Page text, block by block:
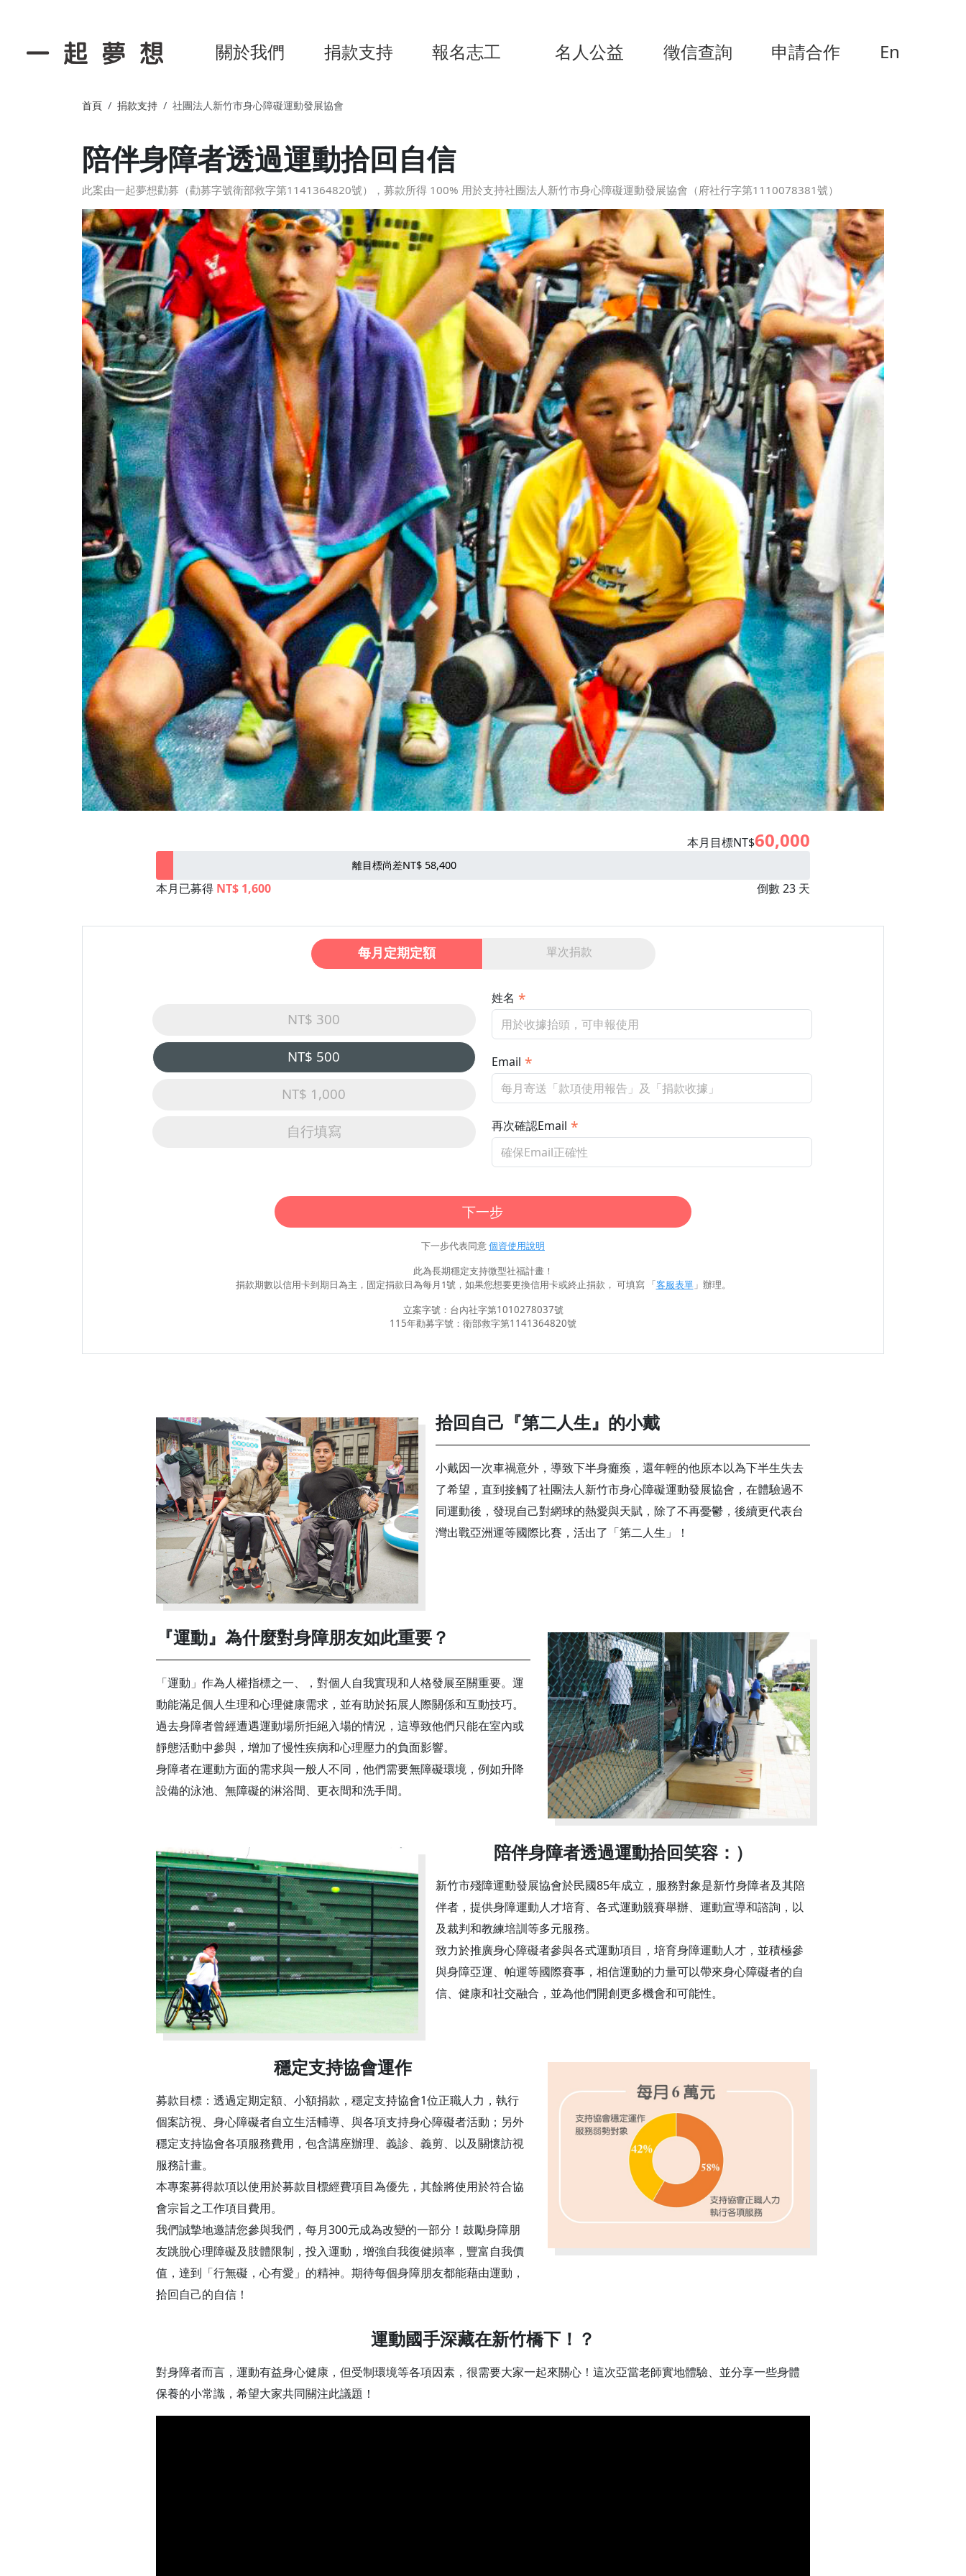
關於我們 捐款支持 報名志工 名人公益 徵信查詢 申請合作 En
首頁 捐款支持 社團法人新竹市身心障礙運動發展協會
陪伴身障者透過運動拾回自信
此案由一起夢想勸募（勸募字號衛部救字第1141364820號），募款所得 100% 用於支持社團法人新竹市身心障礙運動發展協會（府社行字第1110078381號）
本月目標NT$60,000
離目標尚差NT$ 58,400
本月已募得 NT$ 1,600 倒數 23 天
每月定期定額 單次捐款
NT$ 300
NT$ 500
NT$ 1,000
自行填寫
姓名
Email
再次確認Email
下一步
下一步代表同意個資使用說明
此為長期穩定支持微型社福計畫！
捐款期數以信用卡到期日為主，固定捐款日為每月1號，如果您想要更換信用卡或終止捐款， 可填寫 「客服表單」辦理。
立案字號：台內社字第1010278037號
115年勸募字號：衛部救字第1141364820號
拾回自己『第二人生』的小戴
小戴因一次車禍意外，導致下半身癱瘓，還年輕的他原本以為下半生失去
了希望，直到接觸了社團法人新竹市身心障礙運動發展協會，在體驗過不
同運動後，發現自己對網球的熱愛與天賦，除了不再憂鬱，後續更代表台
灣出戰亞洲運等國際比賽，活出了「第二人生」！
『運動』為什麼對身障朋友如此重要？
「運動」作為人權指標之一、，對個人自我實現和人格發展至關重要。運
動能滿足個人生理和心理健康需求，並有助於拓展人際關係和互動技巧。
過去身障者曾經遭遇運動場所拒絕入場的情況，這導致他們只能在室內或
靜態活動中參與，增加了慢性疾病和心理壓力的負面影響。
身障者在運動方面的需求與一般人不同，他們需要無障礙環境，例如升降
設備的泳池、無障礙的淋浴間、更衣間和洗手間。
陪伴身障者透過運動拾回笑容：）
新竹市殘障運動發展協會於民國85年成立，服務對象是新竹身障者及其陪
伴者，提供身障運動人才培育、各式運動競賽舉辦、運動宣導和諮詢，以
及裁判和教練培訓等多元服務。
致力於推廣身心障礙者參與各式運動項目，培育身障運動人才，並積極參
與身障亞運、帕運等國際賽事，相信運動的力量可以帶來身心障礙者的自
信、健康和社交融合，並為他們開創更多機會和可能性。
穩定支持協會運作
募款目標：透過定期定額、小額捐款，穩定支持協會1位正職人力，執行
個案訪視、身心障礙者自立生活輔導、與各項支持身心障礙者活動；另外
穩定支持協會各項服務費用，包含講座辦理、義診、義剪、以及關懷訪視
服務計畫。
本專案募得款項以使用於募款目標經費項目為優先，其餘將使用於符合協
會宗旨之工作項目費用。
我們誠摯地邀請您參與我們，每月300元成為改變的一部分！鼓勵身障朋
友跳脫心理障礙及肢體限制，投入運動，增強自我復健頻率，豐富自我價
值，達到「行無礙，心有愛」的精神。期待每個身障朋友都能藉由運動，
拾回自己的自信！
運動國手深藏在新竹橋下！？
對身障者而言，運動有益身心健康，但受制環境等各項因素，很需要大家一起來關心！這次亞當老師實地體驗、並分享一些身體
保養的小常識，希望大家共同關注此議題！